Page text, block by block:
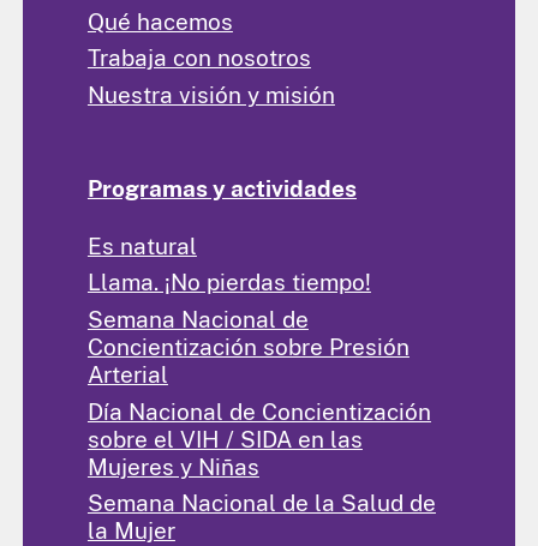
Qué hacemos
Trabaja con nosotros
Nuestra visión y misión
Programas y actividades
Es natural
Llama. ¡No pierdas tiempo!
Semana Nacional de
Concientización sobre Presión
Arterial
Día Nacional de Concientización
sobre el VIH / SIDA en las
Mujeres y Niñas
Semana Nacional de la Salud de
la Mujer